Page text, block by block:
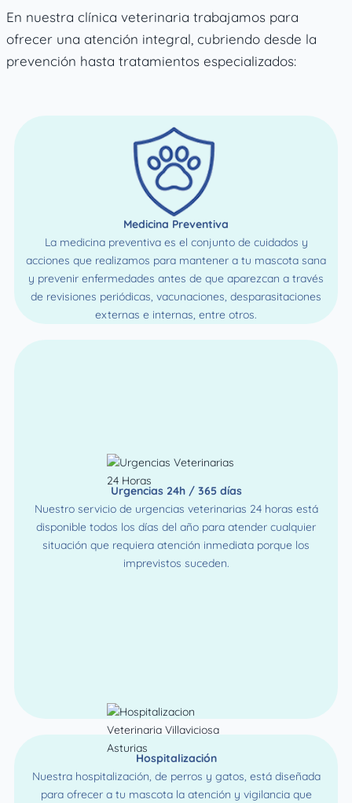
En nuestra clínica veterinaria trabajamos para
ofrecer una atención integral, cubriendo desde la
prevención hasta tratamientos especializados:
Medicina Preventiva
La medicina preventiva es el conjunto de cuidados y
acciones que realizamos para mantener a tu mascota sana
y prevenir enfermedades antes de que aparezcan a través
de revisiones periódicas, vacunaciones, desparasitaciones
externas e internas, entre otros.
Urgencias 24h / 365 días
Nuestro servicio de urgencias veterinarias 24 horas está
disponible todos los días del año para atender cualquier
situación que requiera atención inmediata porque los
imprevistos suceden.
Hospitalización
Nuestra hospitalización, de perros y gatos, está diseñada
para ofrecer a tu mascota la atención y vigilancia que